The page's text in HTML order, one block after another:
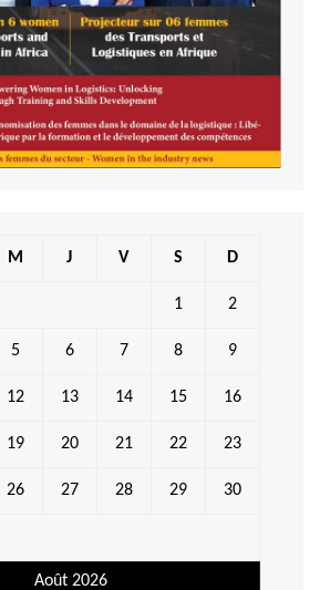
Août 2026
M J V S D
1 2
5 6 7 8 9
12 13 14 15 16
19 20 21 22 23
26 27 28 29 30